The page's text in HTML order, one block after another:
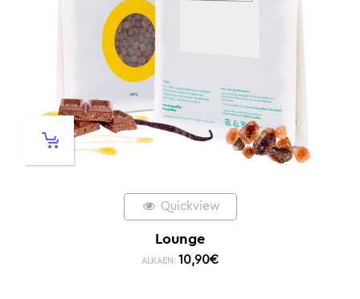
Quickview
Lounge
ALKAEN: 10,90€